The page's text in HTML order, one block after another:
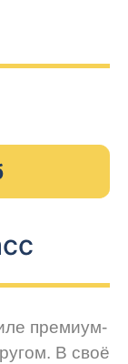
премиум-
В своё